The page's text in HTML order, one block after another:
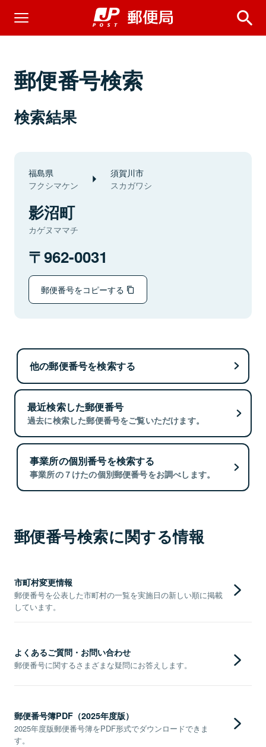
郵便番号検索
検索結果
福島県
フクシマケン
須賀川市
スカガワシ
影沼町
カゲヌママチ
962-0031
郵便番号をコピーする
他の郵便番号を検索する
最近検索した郵便番号
過去に検索した郵便番号をご覧いただけます。
事業所の個別番号を検索する
事業所の７けたの個別郵便番号をお調べします。
郵便番号検索に関する情報
市町村変更情報
郵便番号を公表した市町村の一覧を実施日の新しい順に掲載
しています。
よくあるご質問・お問い合わせ
郵便番号に関するさまざまな疑問にお答えします。
郵便番号簿PDF（2025年度版）
2025年度版郵便番号簿をPDF形式でダウンロードできま
す。